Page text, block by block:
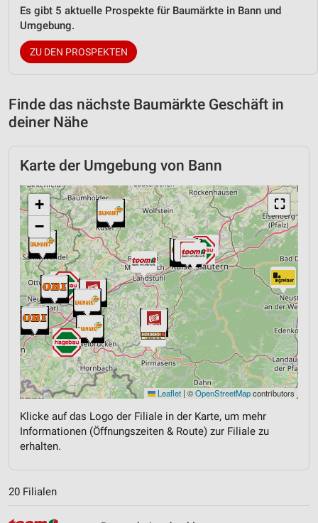
Es gibt 5 aktuelle Prospekte für Baumärkte in Bann und
Umgebung.
ZU DEN PROSPEKTEN
Finde das nächste Baumärkte Geschäft in
deiner Nähe
Karte der Umgebung von Bann
⛶
+
−
Leaflet | ©OpenStreetMapcontributors
Klicke auf das Logo der Filiale in der Karte, um mehr
Informationen (Öffnungszeiten & Route) zur Filiale zu
erhalten.
20 Filialen